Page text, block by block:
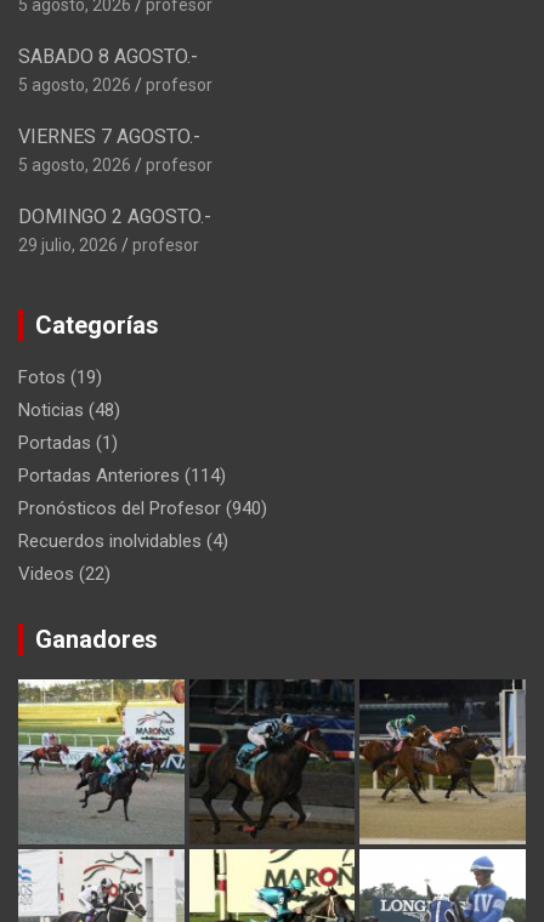
5 agosto, 2026 profesor
SABADO 8 AGOSTO.-
5 agosto, 2026 profesor
VIERNES 7 AGOSTO.-
5 agosto, 2026 profesor
DOMINGO 2 AGOSTO.-
29 julio, 2026 profesor
Categorías
Fotos (19)
Noticias (48)
Portadas (1)
Portadas Anteriores (114)
Pronósticos del Profesor (940)
Recuerdos inolvidables (4)
Videos (22)
Ganadores